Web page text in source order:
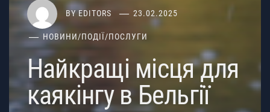
BYEDITORS 23.02.2025
НОВИНИ/ПОДІЇ/ПОСЛУГИ
Найкращі місця для
каякінгу в Бельгії